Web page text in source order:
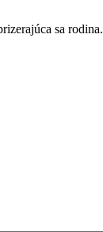
sa rodina.